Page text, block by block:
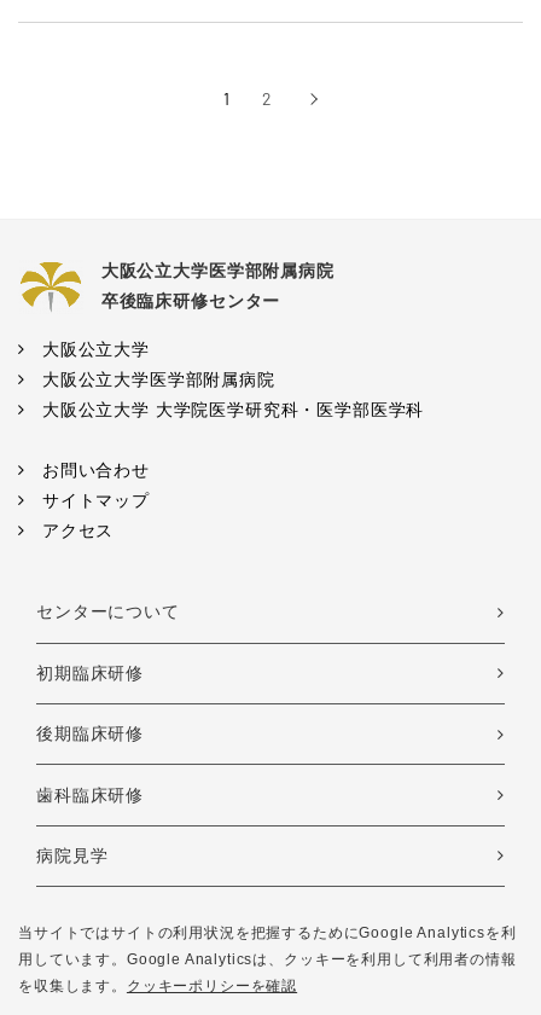
1 2 ›次へ
当サイトではサイトの利用状況を把握するためにGoogle Analyticsを利
用しています。Google Analyticsは、 クッキーを利用して利用者の情報
を収集します。 クッキーポリシーを確認
大阪公立大学医学部附属病院
卒後臨床研修センター
大阪公立大学
大阪公立大学医学部附属病院
大阪公立大学 大学院医学研究科・医学部医学科
お問い合わせ
サイトマップ
アクセス
センターについて
初期臨床研修
後期臨床研修
歯科臨床研修
病院見学